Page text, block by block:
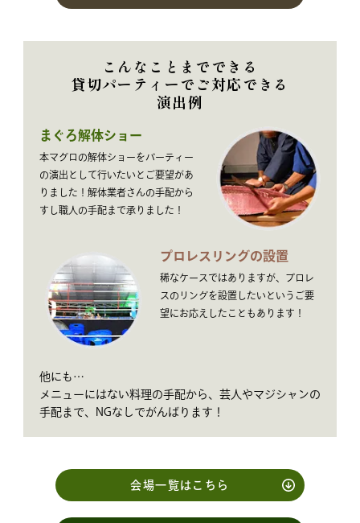
こんなことまでできる
貸切パーティーでご対応できる
演出例
まぐろ解体ショー
本マグロの解体ショーをパーティー
の演出として行いたいとご要望があ
りました！解体業者さんの手配から
すし職人の手配まで承りました！
プロレスリングの設置
稀なケースではありますが、プロレ
スのリングを設置したいというご要
望にお応えしたこともあります！
他にも…
メニューにはない料理の手配から、芸人やマジシャンの
手配まで、NGなしでがんばります！
会場一覧はこちら